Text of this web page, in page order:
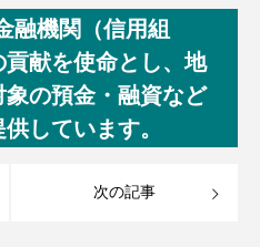
融機関（信用組
献を使命とし、地
の預金・融資など
しています。
次の記事